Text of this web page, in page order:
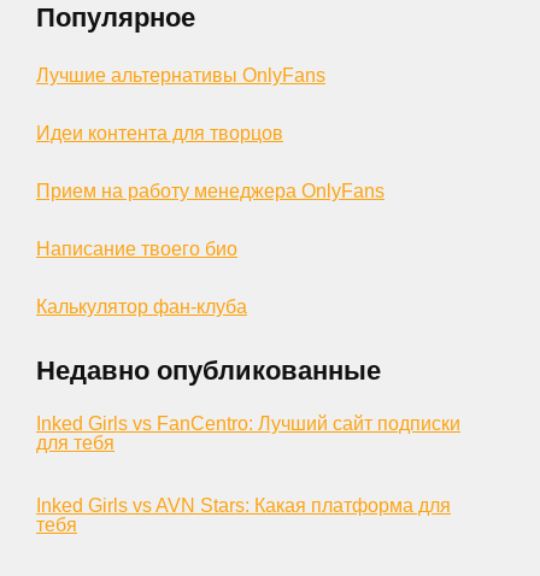
Популярное
Лучшие альтернативы OnlyFans
Идеи контента для творцов
Прием на работу менеджера OnlyFans
Написание твоего био
Калькулятор фан-клуба
Недавно опубликованные
Inked Girls vs FanCentro: Лучший сайт подписки
для тебя
Inked Girls vs AVN Stars: Какая платформа для
тебя